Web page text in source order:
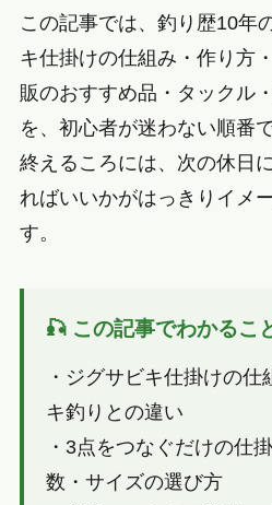
この記事では、釣り歴10年
キ仕掛けの仕組み・作り方
販のおすすめ品・タックル
を、初心者が迷わない順番
終えるころには、次の休日
ればいいかがはっきりイメ
す。
🎣 この記事でわかるこ
・ジグサビキ仕掛けの
キ釣りとの違い
・3点をつなぐだけの仕
数・サイズの選び方